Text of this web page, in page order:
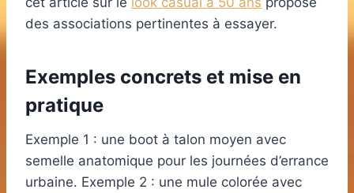
des associations pertinentes à essayer.
Exemples concrets et mise en
pratique
Exemple 1 : une boot à talon moyen avec
semelle anatomique pour les journées d’errance
urbaine. Exemple 2 : une mule colorée avec